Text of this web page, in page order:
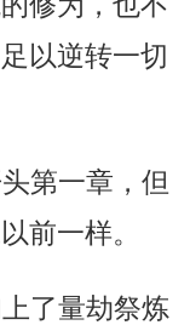
以逆转一切
第一章，但
前一样。
了量劫祭炼